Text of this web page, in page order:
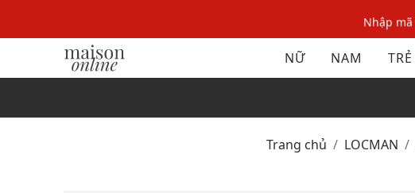
Nhập
Nhập
Nhập mã
NỮ NAM
Trang chủ LOCMAN